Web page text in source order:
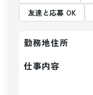
友達と応募 OK
勤務地住所
仕事内容